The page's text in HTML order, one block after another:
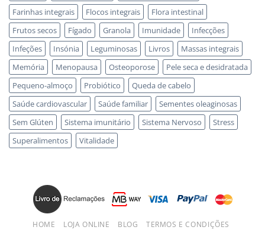
Farinhas integrais
Flocos integrais
Flora intestinal
Frutos secos
Fígado Granola Imunidade
Infecções
Infeções
Insónia Leguminosas Livros
Massas integrais
Memória
Menopausa Osteoporose
Pele seca e desidratada
Pequeno-almoço
Probiótico
Queda de cabelo
Saúde cardiovascular
Saúde familiar
Sementes oleaginosas
Sem Glúten
Sistema imunitário Sistema Nervoso
Stress
Superalimentos
Vitalidade
HOME LOJA ONLINE BLOG
TERMOS E CONDIÇÕES